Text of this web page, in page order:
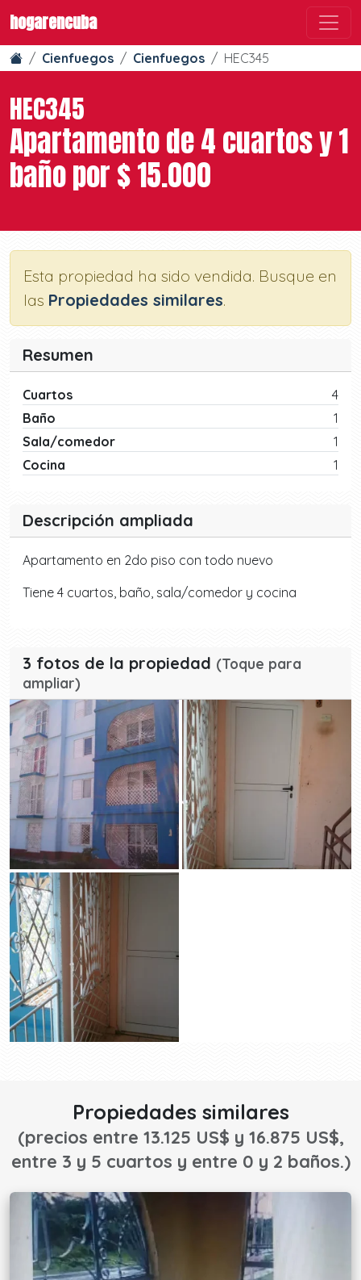
hogarencuba
Cienfuegos Cienfuegos HEC345
HEC345
Apartamento de 4 cuartos y 1
baño por $ 15.000
Esta propiedad ha sido vendida. Busque en
las Propiedades similares.
Resumen
Cuartos
4
Baño
1
Sala/comedor
1
Cocina
1
Descripción ampliada
Apartamento en 2do piso con todo nuevo
Tiene 4 cuartos, baño, sala/comedor y cocina
3 fotos de la propiedad (Toque para
ampliar)
Propiedades similares
(precios entre 13.125 US$ y 16.875 US$,
entre 3 y 5 cuartos y entre 0 y 2 baños.)